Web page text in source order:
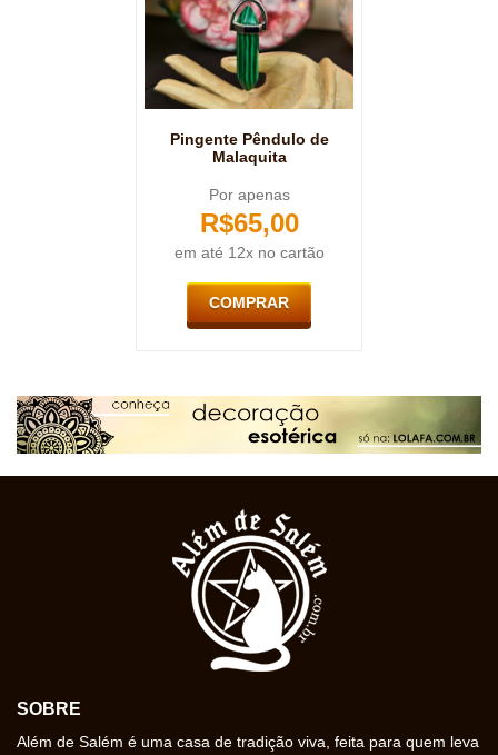
Pingente Pêndulo de
Malaquita
Por apenas
R$65,00
em até 12x no cartão
COMPRAR
SOBRE
Além de Salém é uma casa de tradição viva, feita para quem leva